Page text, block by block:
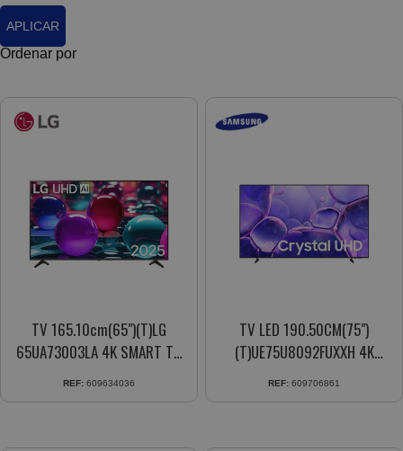
APLICAR
Ordenar por
TV 165.10cm(65")(T)LG
65UA73003LA 4K SMART TV
WEBOS DIRECT LED HDR 10
REF: 609634036
TV LED 190.50CM(75")
(T)UE75U8092FUXXH 4K
SMART TV ULTRA HD
REF: 609706861